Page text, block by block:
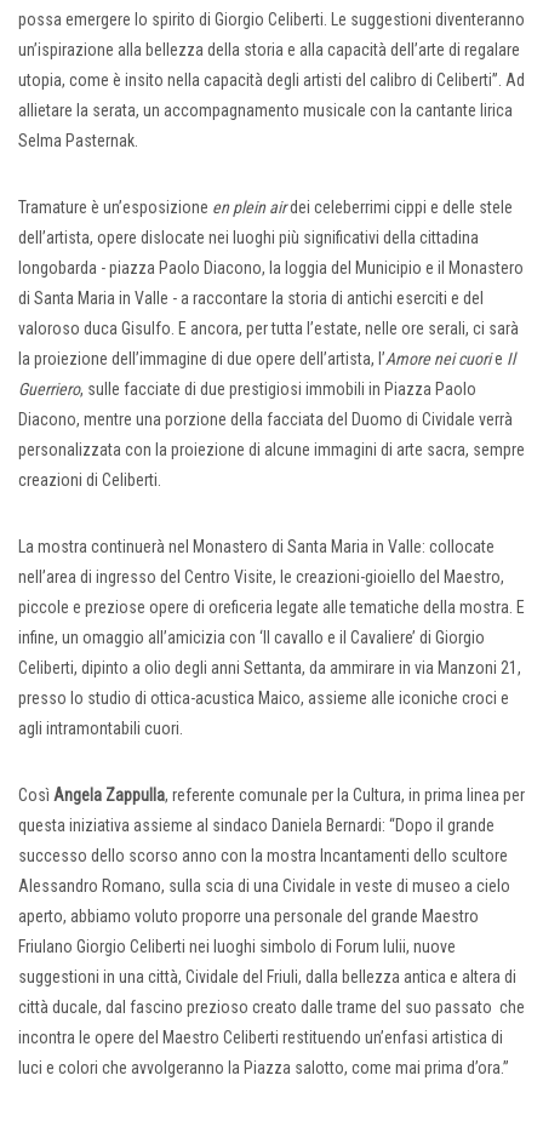
possa emergere lo spirito di Giorgio Celiberti. Le suggestioni diventeranno
un’ispirazione alla bellezza della storia e alla capacità dell’arte di regalare
utopia, come è insito nella capacità degli artisti del calibro di Celiberti”. Ad
allietare la serata, un accompagnamento musicale con la cantante lirica
Selma Pasternak.
Tramature è un’esposizione en plein airdei celeberrimi cippi e delle stele
dell’artista, opere dislocate nei luoghi più significativi della cittadina
longobarda - piazza Paolo Diacono, la loggia del Municipio e il Monastero
di Santa Maria in Valle - a raccontare la storia di antichi eserciti e del
valoroso duca Gisulfo. E ancora, per tutta l’estate, nelle ore serali, ci sarà
la proiezione dell’immagine di due opere dell’artista, l’Amore nei cuorie Il
Guerriero, sulle facciate di due prestigiosi immobili in Piazza Paolo
Diacono, mentre una porzione della facciata del Duomo di Cividale verrà
personalizzata con la proiezione di alcune immagini di arte sacra, sempre
creazioni di Celiberti.
La mostra continuerà nel Monastero di Santa Maria in Valle: collocate
nell’area di ingresso del Centro Visite, le creazioni-gioiello del Maestro,
piccole e preziose opere di oreficeria legate alle tematiche della mostra. E
infine, un omaggio all’amicizia con ‘Il cavallo e il Cavaliere’ di Giorgio
Celiberti, dipinto a olio degli anni Settanta, da ammirare in via Manzoni 21,
presso lo studio di ottica-acustica Maico, assieme alle iconiche croci e
agli intramontabili cuori.
Così Angela Zappulla, referente comunale per la Cultura, in prima linea per
questa iniziativa assieme al sindaco Daniela Bernardi: “Dopo il grande
successo dello scorso anno con la mostra Incantamenti dello scultore
Alessandro Romano, sulla scia di una Cividale in veste di museo a cielo
aperto, abbiamo voluto proporre una personale del grande Maestro
Friulano Giorgio Celiberti nei luoghi simbolo di Forum Iulii, nuove
suggestioni in una città, Cividale del Friuli, dalla bellezza antica e altera di
città ducale, dal fascino prezioso creato dalle trame del suo passato che
incontra le opere del Maestro Celiberti restituendo un’enfasi artistica di
luci e colori che avvolgeranno la Piazza salotto, come mai prima d’ora.”